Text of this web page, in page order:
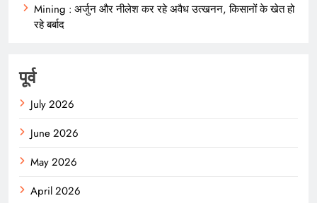
Mining : अर्जुन और नीलेश कर रहे अवैध उत्खनन, किसानों के खेत हो
रहे बर्बाद
पूर्व
July 2026
June 2026
May 2026
April 2026